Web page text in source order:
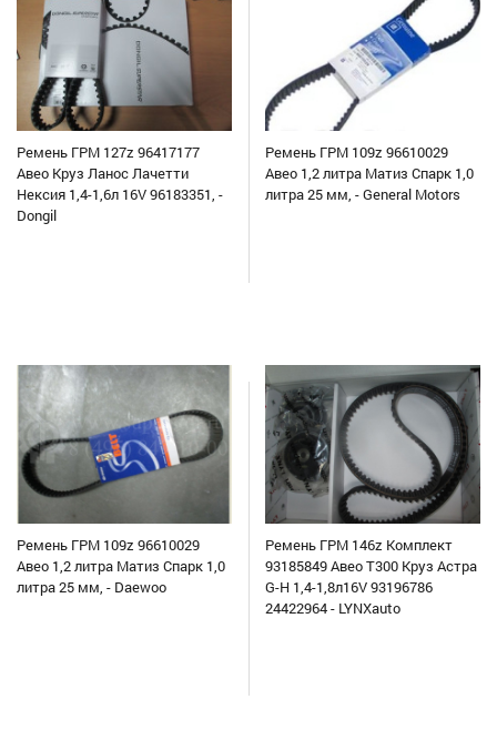
Ремень ГРМ 127z 96417177
Авео Круз Ланос Лачетти
Нексия 1,4-1,6л 16V 96183351, -
Dongil
Ремень ГРМ 109z 96610029
Авео 1,2 литра Матиз Спарк 1,0
литра 25 мм, - General Motors
Ремень ГРМ 109z 96610029
Авео 1,2 литра Матиз Спарк 1,0
литра 25 мм, - Daewoo
Ремень ГРМ 146z Комплект
93185849 Авео Т300 Круз Астра
G-H 1,4-1,8л16V 93196786
24422964 - LYNXauto